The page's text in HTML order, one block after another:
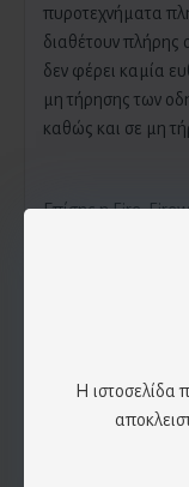
Η ιστοσελίδα
πυροτεχνήματα
διαθέτουν πλήρης
δεν φέρει καμία
μη τήρησης των
καθώς και σε μη
Επίσης η Fire-
του
συμπεριφοράς. Αν
ευθύνη έχει ο
Για αποφυγή
διαβάστε
αναγράφονται